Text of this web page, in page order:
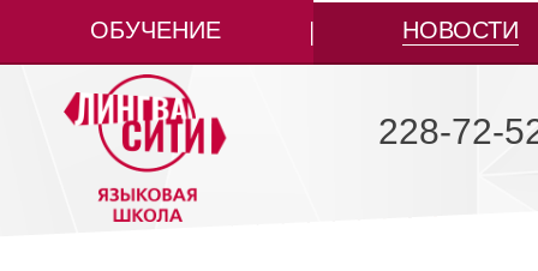
ОБУЧЕНИЕ НОВОСТИ
228-72-